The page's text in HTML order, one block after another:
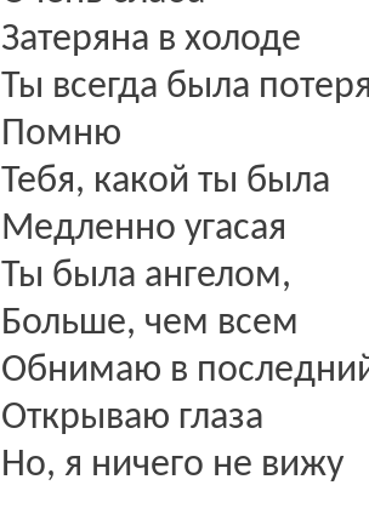
Затеряна в холоде
Ты всегда была
Помню
Тебя, какой ты была
Медленно угасая
Ты была ангелом,
Больше, чем всем
Обнимаю в
Открываю глаза
Но, я ничего не вижу